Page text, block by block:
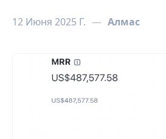
12 Июня 2025 Г. — Алмас